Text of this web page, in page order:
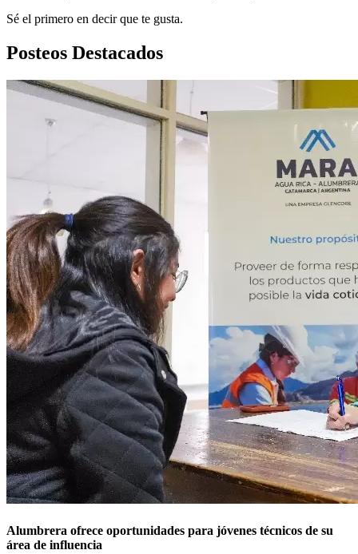
Sé el primero en decir que te gusta.
Posteos Destacados
Alumbrera ofrece oportunidades para jóvenes técnicos de su
área de influencia